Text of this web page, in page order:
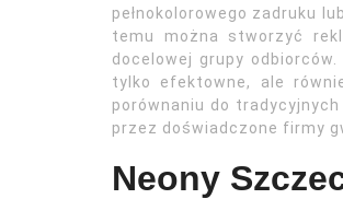
pełnokolorowego zadruku
temu można stworzyć
docelowej grupy
tylko efektowne, ale
porównaniu do
przez doświadczone firmy
Neony